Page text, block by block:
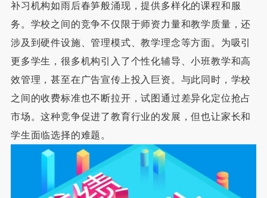
补习机构如雨后春笋般涌现，提供多样化的课程和服
务。学校之间的竞争不仅限于师资力量和教学质量，还
涉及到硬件设施、管理模式、教学理念等方面。为吸引
更多学生，很多机构引入了个性化辅导、小班教学和高
效管理，甚至在广告宣传上投入巨资。与此同时，学校
之间的收费标准也不断拉开，试图通过差异化定位抢占
市场。这种竞争促进了教育行业的发展，但也让家长和
学生面临选择的难题。